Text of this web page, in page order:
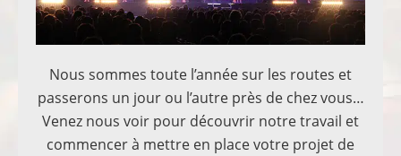
Nous sommes toute l’année sur les routes et
passerons un jour ou l’autre près de chez vous…
Venez nous voir pour découvrir notre travail et
commencer à mettre en place votre projet de